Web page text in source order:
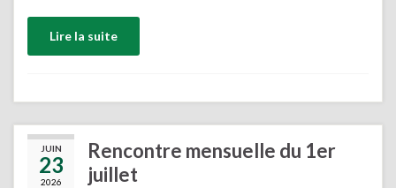
Lire la suite
JUIN
23
2026
Rencontre mensuelle du 1er
juillet